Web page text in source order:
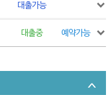
대출가능
대출중 예약가능